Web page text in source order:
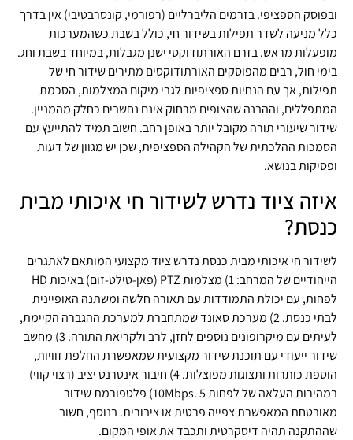
ובפוסק הספציפי. בזרמים הליברליים (רפורמי, קונסרבטיבי) אין בדרך
כלל מניעה לשדר תפילות בשידור חי, כולל בשבת כשהמערכות
מופעלות מראש. בזרם האורתודוקסי ישנן מגבלות, במיוחד בשבת וחג.
בימי חול, רבים מהפוסקים האורתודוקסים מתירים שידור חי של
תפילות, אך עם הנחיות ספציפיות לגבי מיקום המצלמות, הסכמת
המתפללים, וההבנה שהצופים מרחוק אינם נחשבים כחלק מהמניין.
שידור שיעורי תורה מקובל יותר באופן רחב. חשוב תמיד להתייעץ עם
הסמכות ההלכתית של הקהילה הספציפית, שכן יש מגוון של דעות
ופסיקות בנושא.
איזה ציוד נדרש לשידור חי איכותי מבית
כנסת?
לשידור חי איכותי מבית כנסת נדרש ציוד מקצועי המותאם לאתגרים
הייחודיים של המרחב: 1) מצלמות PTZ (פאן-טילט-זום) באיכות HD
לפחות, עם יכולת התמודדות עם תאורה חלשה ומשתנה האופיינית
לבתי כנסת. 2) מערכת סאונד שמתחברת למערכת ההגברה הקיימת,
לעיתים עם מיקרופונים נוספים לחזן, לרב ולקריאת התורה. 3) מחשב
שידור ייעודי עם תוכנת שידור מקצועית שמאפשרת החלפת זוויות,
הוספת כותרות ותצוגות מפוצלות. 4) חיבור אינטרנט יציב (רצוי קווי)
במהירות העלאה של לפחות 10Mbps. 5) פלטפורמת שידור
מאובטחת המאפשרת צפייה פרטית או ציבורית. בנוסף, חשוב
שההתקנה תהיה דיסקרטית ותכבד את אופי המקום.